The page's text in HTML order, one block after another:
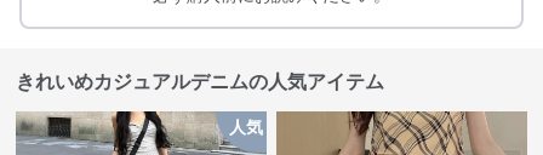
きれいめカジュアルデニムの人気アイテム
人気